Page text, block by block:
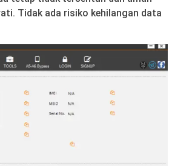
Tidak ada risiko kehilangan data